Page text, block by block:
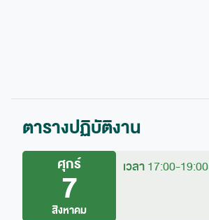
ตารางปฏิบัติงาน
ศุกร์
7
สิงหาคม
เวลา17:00-19:00